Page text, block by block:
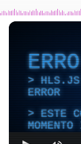
HLS.JS
ERROR
ESTE